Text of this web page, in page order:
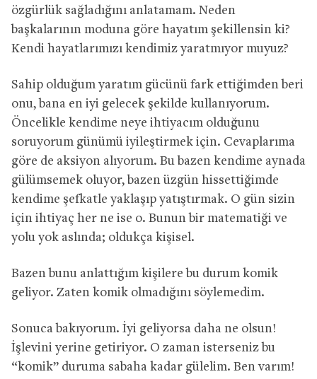
özgürlük sağladığını anlatamam. Neden
başkalarının moduna göre hayatım şekillensin ki?
Kendi hayatlarımızı kendimiz yaratmıyor muyuz?
Sahip olduğum yaratım gücünü fark ettiğimden beri
onu, bana en iyi gelecek şekilde kullanıyorum.
Öncelikle kendime neye ihtiyacım olduğunu
soruyorum günümü iyileştirmek için. Cevaplarıma
göre de aksiyon alıyorum. Bu bazen kendime aynada
gülümsemek oluyor, bazen üzgün hissettiğimde
kendime şefkatle yaklaşıp yatıştırmak. O gün sizin
için ihtiyaç her ne ise o. Bunun bir matematiği ve
yolu yok aslında; oldukça kişisel.
Bazen bunu anlattığım kişilere bu durum komik
geliyor. Zaten komik olmadığını söylemedim.
Sonuca bakıyorum. İyi geliyorsa daha ne olsun!
İşlevini yerine getiriyor. O zaman isterseniz bu
“komik” duruma sabaha kadar gülelim. Ben varım!